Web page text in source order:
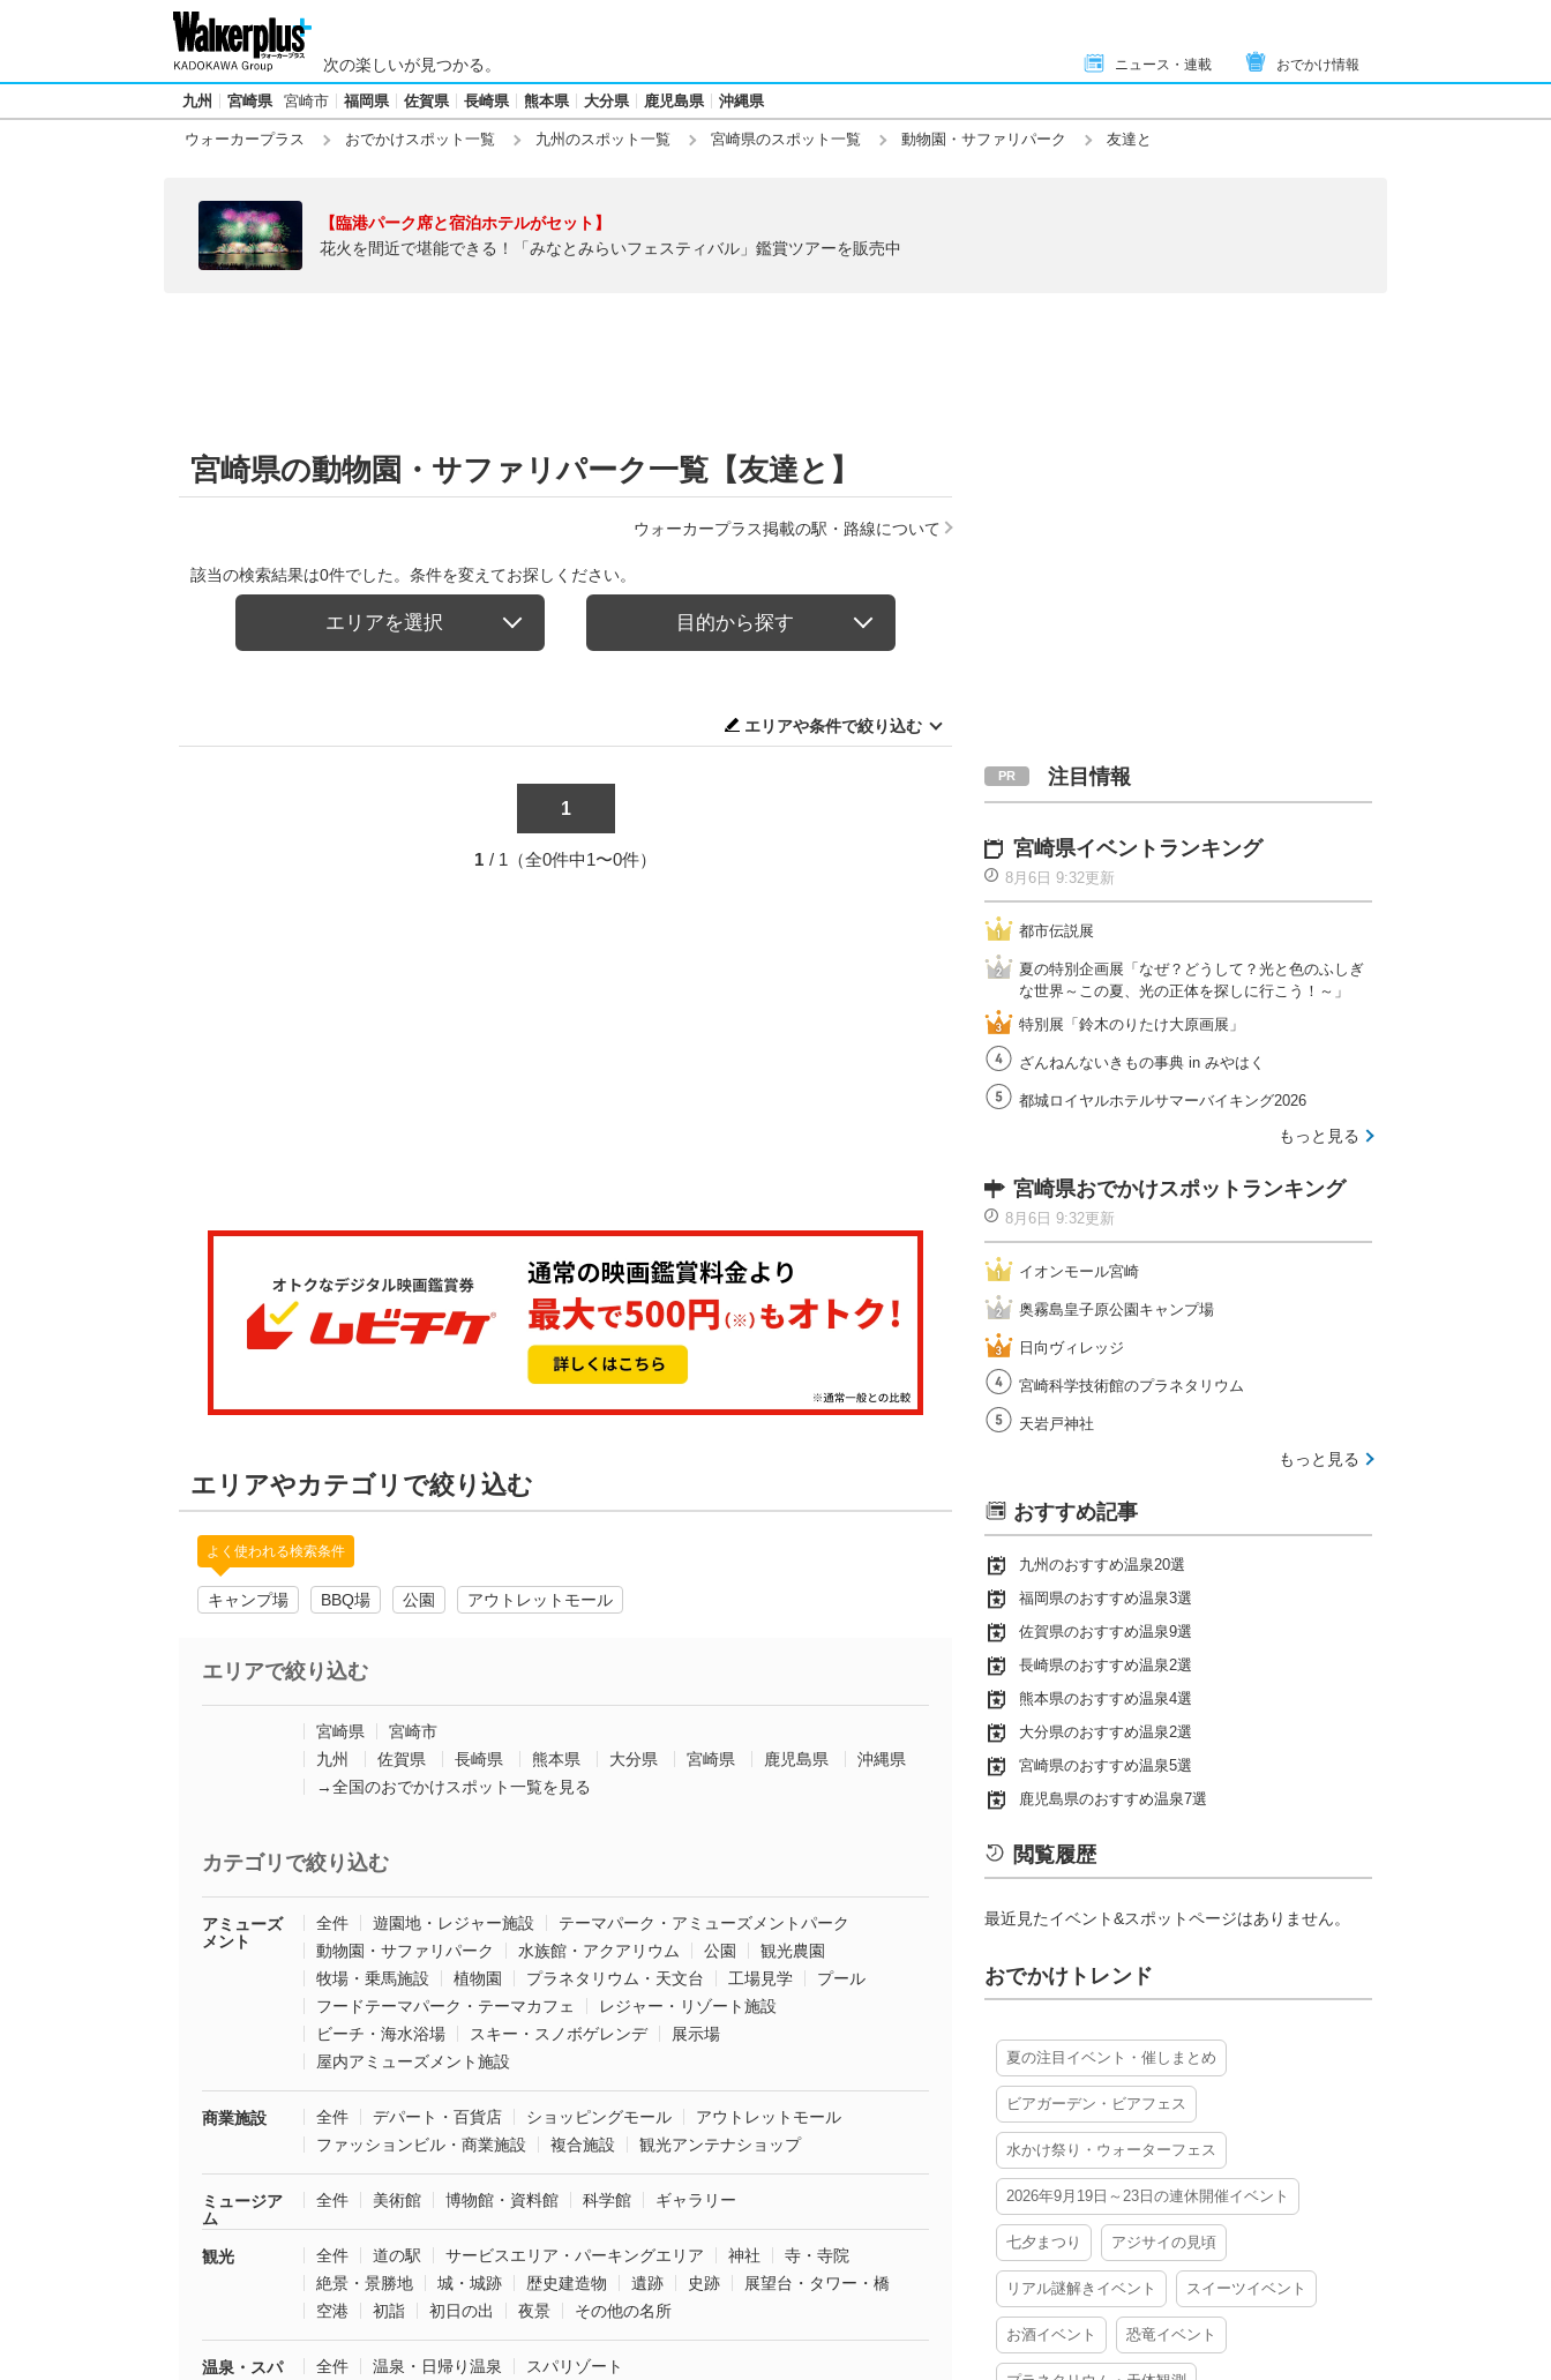
次の楽しいが見つかる。 ニュース・連載 おでかけ情報
九州 宮崎県 宮崎市 福岡県 佐賀県 長崎県 熊本県 大分県 鹿児島県 沖縄県
ウォーカープラス おでかけスポット一覧 九州のスポット一覧 宮崎県のスポット一覧 動物園・サファリパーク 友達と
【臨港パーク席と宿泊ホテルがセット】
花火を間近で堪能できる！「みなとみらいフェスティバル」鑑賞ツアーを販売中
宮崎県の動物園・サファリパーク一覧【友達と】
ウォーカープラス掲載の駅・路線について
該当の検索結果は0件でした。条件を変えてお探しください。
エリアを選択 目的から探す
エリアや条件で絞り込む
1
1 / 1（全0件中1〜0件）
エリアやカテゴリで絞り込む
よく使われる検索条件
キャンプ場 BBQ場 公園 アウトレットモール
エリアで絞り込む
宮崎県
宮崎市
九州
佐賀県 長崎県 熊本県 大分県 宮崎県 鹿児島県
沖縄県
→全国のおでかけスポット一覧を見る
カテゴリで絞り込む
アミューズ
メント
全件 遊園地・レジャー施設
テーマパーク・アミューズメントパーク
動物園・サファリパーク
水族館・アクアリウム 公園
観光農園
牧場・乗馬施設
植物園 プラネタリウム・天文台 工場見学
プール
フードテーマパーク・テーマカフェ
レジャー・リゾート施設
ビーチ・海水浴場
スキー・スノボゲレンデ
展示場
屋内アミューズメント施設
商業施設 全件 デパート・百貨店 ショッピングモール
アウトレットモール
ファッションビル・商業施設
複合施設 観光アンテナショップ
ミュージア
ム
全件 美術館 博物館・資料館 科学館 ギャラリー
観光 全件 道の駅 サービスエリア・パーキングエリア 神社
寺・寺院
絶景・景勝地
城・城跡 歴史建造物 遺跡 史跡
展望台・タワー・橋
空港
初詣 初日の出 夜景 その他の名所
温泉・スパ 全件 温泉・日帰り温泉 スパリゾート
注目情報
宮崎県イベントランキング
8月6日 9:32更新
都市伝説展
夏の特別企画展「なぜ？どうして？光と色のふしぎ
な世界～この夏、光の正体を探しに行こう！～」
特別展「鈴木のりたけ大原画展」
ざんねんないきもの事典 in みやはく
都城ロイヤルホテルサマーバイキング2026
もっと見る
宮崎県おでかけスポットランキング
8月6日 9:32更新
イオンモール宮崎
奥霧島皇子原公園キャンプ場
日向ヴィレッジ
宮崎科学技術館のプラネタリウム
天岩戸神社
もっと見る
おすすめ記事
九州のおすすめ温泉20選
福岡県のおすすめ温泉3選
佐賀県のおすすめ温泉9選
長崎県のおすすめ温泉2選
熊本県のおすすめ温泉4選
大分県のおすすめ温泉2選
宮崎県のおすすめ温泉5選
鹿児島県のおすすめ温泉7選
閲覧履歴
最近見たイベント&スポットページはありません。
おでかけトレンド
夏の注目イベント・催しまとめ
ビアガーデン・ビアフェス
水かけ祭り・ウォーターフェス
2026年9月19日～23日の連休開催イベント
七夕まつり アジサイの見頃
リアル謎解きイベント スイーツイベント
お酒イベント 恐竜イベント